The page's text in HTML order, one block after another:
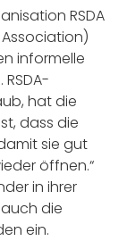
RSDA
informelle
hat die
dass die
sie gut
öffnen.“
in ihrer
die
ein.